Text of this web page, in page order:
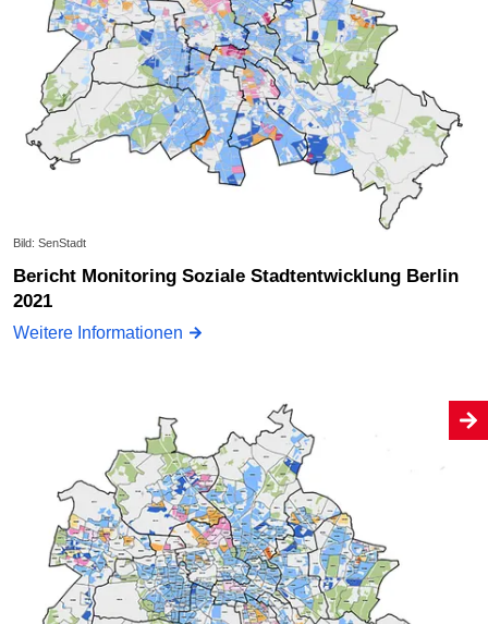
Bild: SenStadt
Bericht Monitoring Soziale Stadtentwicklung Berlin
2021
Weitere Informationen